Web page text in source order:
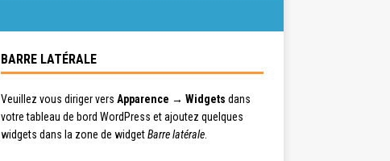
BARRE LATÉRALE
Veuillez vous diriger vers Apparence → Widgets dans
votre tableau de bord WordPress et ajoutez quelques
widgets dans la zone de widgetBarre latérale.